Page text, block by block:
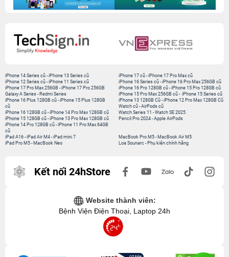
iPhone 14 Series cũ -iPhone 13 Series cũ
iPhone 12 Series cũ -iPhone 11 Series cũ
iPhone 17 Pro Max 256GB -iPhone 17 Pro 256GB
Galaxy A Series - Redmi Series
iPhone 17 cũ-iPhone 17 Pro Max cũ
iPhone 16 Series cũ- iPhone 16 Pro Max 256GB cũ
iPhone 16 Pro 128GB cũ-iPhone 15 Pro 128GB cũ
iPhone 15 Pro Max 256GB cũ- iPhone 15 Series cũ
iPhone 16 Plus 128GB cũ -iPhone 15 Plus 128GB
cũ
iPhone 16 128GB cũ -iPhone 14 Pro Max 128GB cũ
iPhone 15 128GB cũ -iPhone 13 Pro Max 128GB cũ
iPhone 14 Pro 128GB cũ -iPhone 11 Pro Max 64GB
cũ
iPhone 13 128GB Cũ-iPhone 12 Pro Max 128GB Cũ
Watch cũ-AirPods cũ
Watch Series 11 -Watch SE 2025
Pencil Pro 2024-Apple AirPods
iPad A16 -iPad Air M4 -iPad mini 7
iPad Pro M5 - MacBook Neo
MacBook Pro M5- MacBook Air M5
Loa Sounarc- Phụ kiện chính hãng
Kết nối 24hStore
Website thành viên:
Bệnh Viện Điện Thoại, Laptop 24h